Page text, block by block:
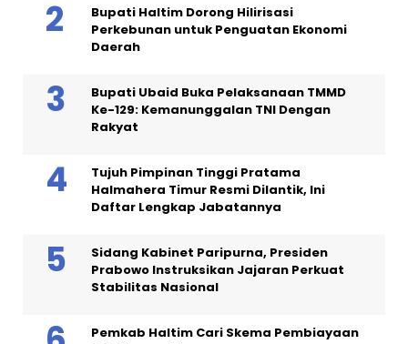
Bupati Haltim Dorong Hilirisasi
Perkebunan untuk Penguatan Ekonomi
Daerah
Bupati Ubaid Buka Pelaksanaan TMMD
Ke-129: Kemanunggalan TNI Dengan
Rakyat
Tujuh Pimpinan Tinggi Pratama
Halmahera Timur Resmi Dilantik, Ini
Daftar Lengkap Jabatannya
Sidang Kabinet Paripurna, Presiden
Prabowo Instruksikan Jajaran Perkuat
Stabilitas Nasional
Pemkab Haltim Cari Skema Pembiayaan